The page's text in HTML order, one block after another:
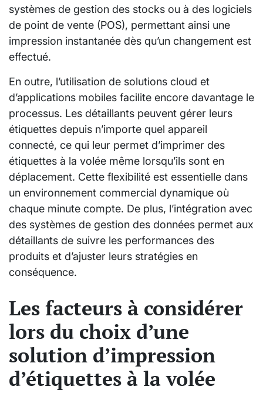
systèmes de gestion des stocks ou à des logiciels
de point de vente (POS), permettant ainsi une
impression instantanée dès qu’un changement est
effectué.
En outre, l’utilisation de solutions cloud et
d’applications mobiles facilite encore davantage le
processus. Les détaillants peuvent gérer leurs
étiquettes depuis n’importe quel appareil
connecté, ce qui leur permet d’imprimer des
étiquettes à la volée même lorsqu’ils sont en
déplacement. Cette flexibilité est essentielle dans
un environnement commercial dynamique où
chaque minute compte. De plus, l’intégration avec
des systèmes de gestion des données permet aux
détaillants de suivre les performances des
produits et d’ajuster leurs stratégies en
conséquence.
Les facteurs à considérer
lors du choix d’une
solution d’impression
d’étiquettes à la volée